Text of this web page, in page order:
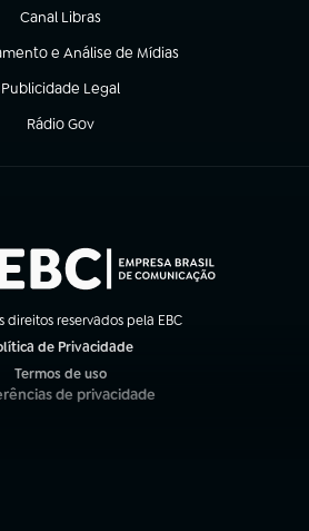
Canal Libras
(abre em nova aba)
e Análise de Mídias
nova aba)
Publicidade Legal
(abre em nova aba)
Rádio Gov
(abre em nova aba)
direitos reservados pela EBC
de Privacidade
Termos de uso
(abre em nova aba)
de privacidade